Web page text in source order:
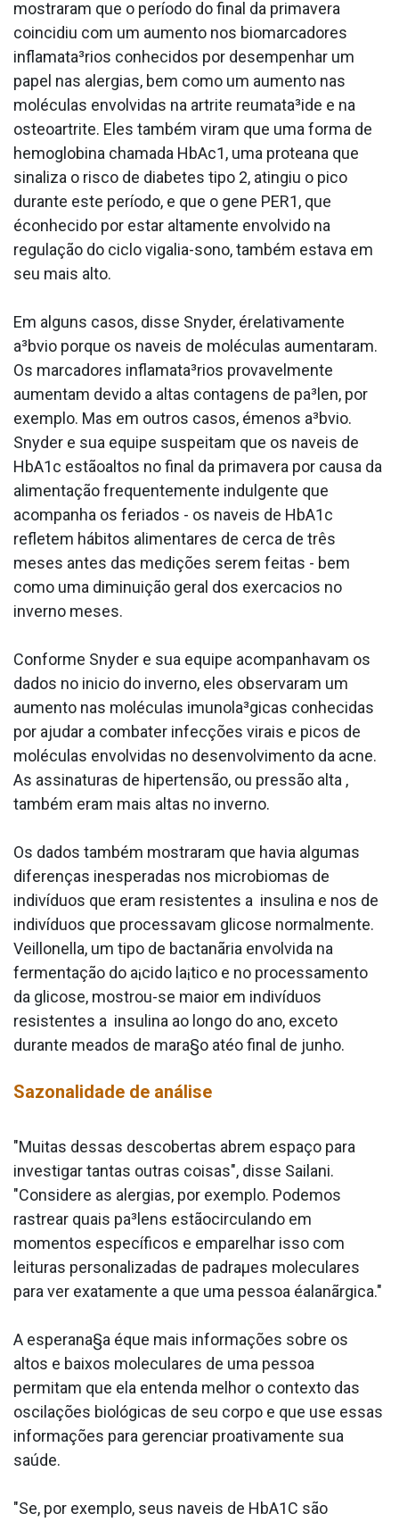
mostraram que o período do final da primavera
coincidiu com um aumento nos biomarcadores
inflamata³rios conhecidos por desempenhar um
papel nas alergias, bem como um aumento nas
moléculas envolvidas na artrite reumata³ide e na
osteoartrite. Eles também viram que uma forma de
hemoglobina chamada HbAc1, uma protea­na que
sinaliza o risco de diabetes tipo 2, atingiu o pico
durante este período, e que o gene PER1, que
éconhecido por estar altamente envolvido na
regulação do ciclo viga­lia-sono, também estava em
seu mais alto.
Em alguns casos, disse Snyder, érelativamente
a³bvio porque os na­veis de moléculas aumentaram.
Os marcadores inflamata³rios provavelmente
aumentam devido a altas contagens de pa³len, por
exemplo. Mas em outros casos, émenos a³bvio.
Snyder e sua equipe suspeitam que os na­veis de
HbA1c estãoaltos no final da primavera por causa da
alimentação frequentemente indulgente que
acompanha os feriados - os na­veis de HbA1c
refletem hábitos alimentares de cerca de três
meses antes das medições serem feitas - bem
como uma diminuição geral dos exerca­cios no
inverno meses.
Conforme Snyder e sua equipe acompanhavam os
dados no ini­cio do inverno, eles observaram um
aumento nas moléculas imunola³gicas conhecidas
por ajudar a combater infecções virais e picos de
moléculas envolvidas no desenvolvimento da acne.
As assinaturas de hipertensão, ou pressão alta ,
também eram mais altas no inverno.
Os dados também mostraram que havia algumas
diferenças inesperadas nos microbiomas de
indivíduos que eram resistentes a insulina e nos de
indivíduos que processavam glicose normalmente.
Veillonella, um tipo de bactanãria envolvida na
fermentação do a¡cido la¡tico e no processamento
da glicose, mostrou-se maior em indivíduos
resistentes a insulina ao longo do ano, exceto
durante meados de mara§o atéo final de junho.
Sazonalidade de análise
"Muitas dessas descobertas abrem espaço para
investigar tantas outras coisas", disse Sailani.
"Considere as alergias, por exemplo. Podemos
rastrear quais pa³lens estãocirculando em
momentos específicos e emparelhar isso com
leituras personalizadas de padraµes moleculares
para ver exatamente a que uma pessoa éalanãrgica."
A esperana§a éque mais informações sobre os
altos e baixos moleculares de uma pessoa
permitam que ela entenda melhor o contexto das
oscilações biológicas de seu corpo e que use essas
informações para gerenciar proativamente sua
saúde.
"Se, por exemplo, seus na­veis de HbA1C são